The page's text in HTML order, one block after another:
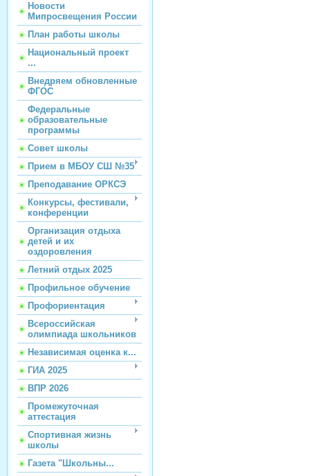
Новости
Мипросвещения России
План работы школы
Национальный проект
...
Внедряем обновленные
ФГОС
Федеральные
образовательные
программы
Совет школы
Прием в МБОУ СШ №35
Преподавание ОРКСЭ
Конкурсы, фестивали,
конференции
Организация отдыха
детей и их
оздоровления
Летний отдых 2025
Профильное обучение
Профориентация
Всероссийская
олимпиада школьников
Независимая оценка к...
ГИА 2025
ВПР 2026
Промежуточная
аттестация
Спортивная жизнь
школы
Газета "Школьны...